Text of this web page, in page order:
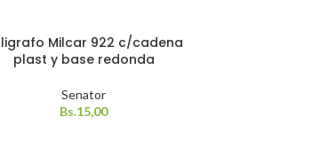
Milcar 922 c/cadena
plast y base redonda
Senator
Bs.15,00